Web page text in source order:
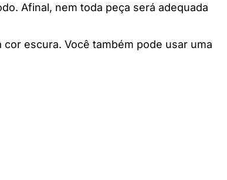
Afinal, nem toda peça será adequada
escura. Você também pode usar uma